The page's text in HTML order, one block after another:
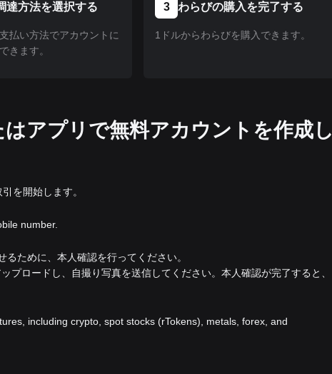
達方法を選択する
払い方法でアカウントに
きます。
3 わらびの購入を完了する
1ドルからわらびを購入できます。
アプリで無料アカウントを作成し
を開始します。
number.
ために、本人確認を行ってください。
プロードし、自撮り写真を送信してください。本人確認が完了すると、
including crypto, spot stocks (rTokens), metals, forex, and